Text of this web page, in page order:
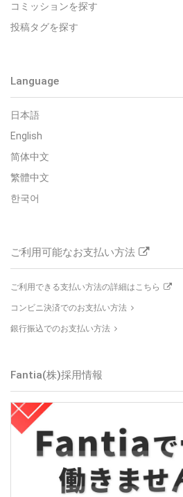
コミッションを探す
投稿タグを探す
Language
日本語
English
简体中文
繁體中文
한국어
ご利用可能なお支払い方法
ご利用できる支払い方法の詳細はこちら
コンビニ決済でのお支払い方法
銀行振込でのお支払い方法
Fantia(株)採用情報